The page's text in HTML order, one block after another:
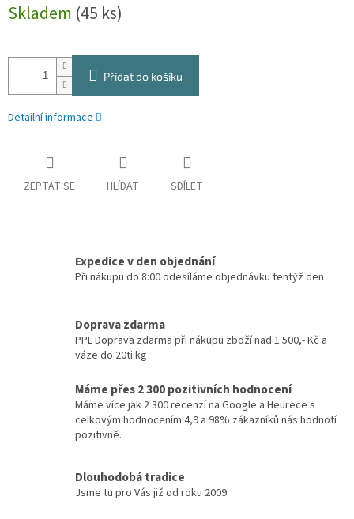
cena:
Skladem (45 ks)
Přidat do košíku
Detailní informace
ZEPTAT SE HLÍDAT SDÍLET
Expedice v den objednání
Při nákupu do 8:00 odesíláme objednávku tentýž den
Doprava zdarma
PPL Doprava zdarma při nákupu zboží nad 1 500,- Kč a
váze do 20ti kg
Máme přes 2 300 pozitivních hodnocení
Máme více jak 2 300 recenzí na Google a Heurece s
celkovým hodnocením 4,9 a 98% zákazníků nás hodnotí
pozitivně.
Dlouhodobá tradice
Jsme tu pro Vás již od roku 2009